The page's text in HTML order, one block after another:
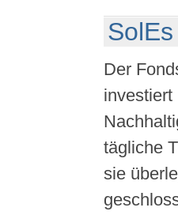
Der
investiert
tägliche
sie